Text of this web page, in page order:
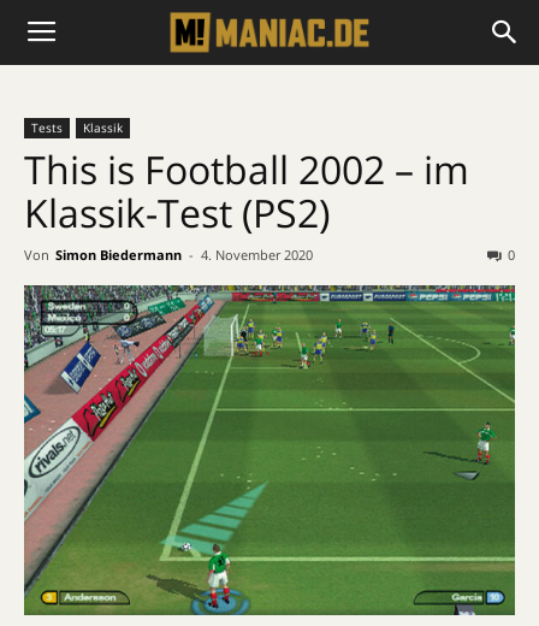
Tests Klassik
This is Football 2002 – im
Klassik-Test (PS2)
Von Simon Biedermann - 4. November 2020 0